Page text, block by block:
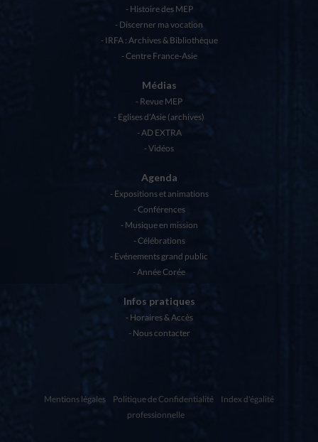
Histoire des MEP
Discerner ma vocation
IRFA : Archives & Bibliothèque
Centre France-Asie
Médias
Revue MEP
Eglises d’Asie (archives)
AD EXTRA
Vidéos
Agenda
Expositions et animations
Conférences
Musique en mission
Célébrations
Evénements grand public
Année Corée
Infos pratiques
Horaires & Accès
Nous contacter
Mentions légales Politique de Confidentialité
Index d'égalité
professionnelle